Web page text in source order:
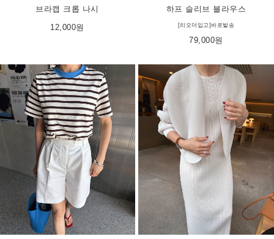
브라캡 크롭 나시
12,000원
하프 슬리브 블라우스
[리오더입고]바로발송
79,000원